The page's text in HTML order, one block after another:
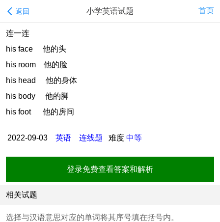
返回 小学英语试题 首页
连一连
his face 他的头
his room 他的脸
his head 他的身体
his body 他的脚
his foot 他的房间
2022-09-03 英语 连线题 难度 中等
登录免费查看答案和解析
相关试题
选择与汉语意思对应的单词将其序号填在括号内。